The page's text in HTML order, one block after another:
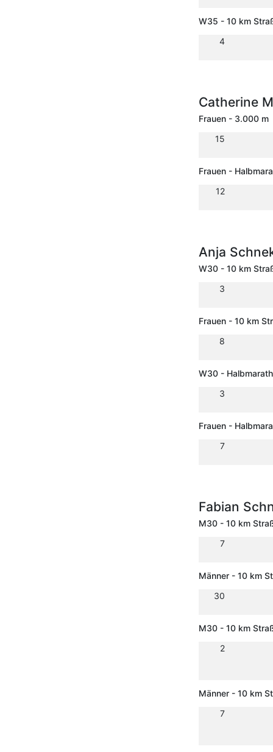
W35 - 10 km
4
Catherine
Frauen - 3.000 m
15
Frauen -
12
Anja
W30 - 10 km
3
Frauen - 10 km
8
W30 -
3
Frauen -
7
Fabian
M30 - 10 km
7
Männer - 10 km
30
M30 - 10 km
2
Männer - 10 km
7